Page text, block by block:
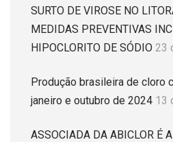
SURTO DE VIROSE NO
MEDIDAS PREVENTIVAS
HIPOCLORITO DE SÓDIO 23
Produção brasileira de cloro
janeiro e outubro de 2024 13
ASSOCIADA DA ABICLOR É